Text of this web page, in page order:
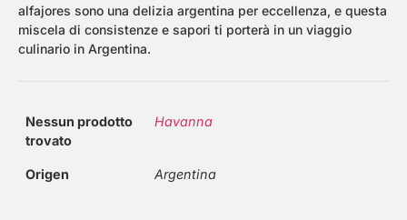
alfajores sono una delizia argentina per eccellenza, e questa
miscela di consistenze e sapori ti porterà in un viaggio
culinario in Argentina.
Nessun prodotto
trovato
Havanna
Origen Argentina